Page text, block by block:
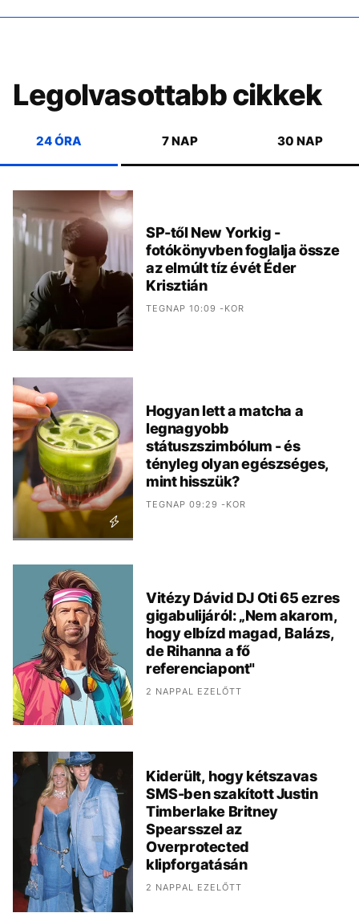
Legolvasottabb cikkek
24 ÓRA 7 NAP 30 NAP
SP-től New Yorkig -
fotókönyvben foglalja össze
az elmúlt tíz évét Éder
Krisztián
TEGNAP 10:09 -KOR
Hogyan lett a matcha a
legnagyobb
státuszszimbólum - és
tényleg olyan egészséges,
mint hisszük?
TEGNAP 09:29 -KOR
Vitézy Dávid DJ Oti 65 ezres
gigabulijáról: „Nem akarom,
hogy elbízd magad, Balázs,
de Rihanna a fő
referenciapont"
2 NAPPAL EZELŐTT
Kiderült, hogy kétszavas
SMS-ben szakított Justin
Timberlake Britney
Spearsszel az
Overprotected
klipforgatásán
2 NAPPAL EZELŐTT